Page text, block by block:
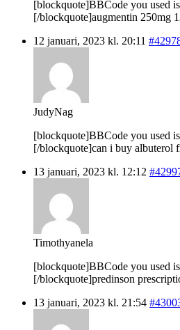
[blockquote]BBCode you used
[/blockquote]augmentin 250mg
12 januari, 2023 kl. 20:11
JudyNag
[blockquote]BBCode you used
[/blockquote]can i buy albuterol
13 januari, 2023 kl. 12:12
Timothyanela
[blockquote]BBCode you used
[/blockquote]predinson
13 januari, 2023 kl. 21:54